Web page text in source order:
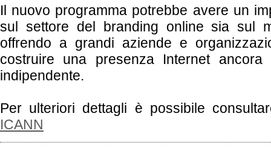
Il nuovo programma potrebbe avere un
sul settore del branding online sia sul
offrendo a grandi aziende e
costruire una presenza Internet
indipendente.
Per ulteriori dettagli è possibile
ICANN